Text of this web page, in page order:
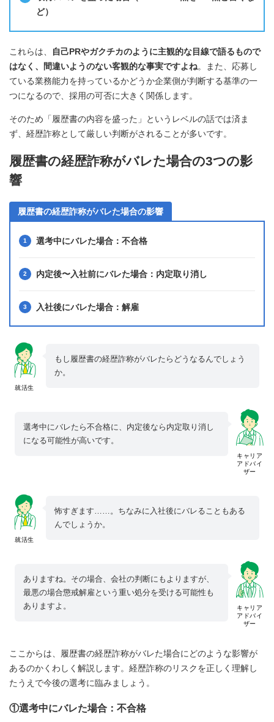
ど）
これらは、
自己PRやガクチカのように主観的な目線で語るもので
はなく、間違いようのない客観的な事実ですよね。また、応募し
ている業務能力を持っているかどうか企業側が判断する基準の一
つになるので、採用の可否に大きく関係します。
そのため「履歴書の内容を盛った」というレベルの話では済ま
ず、経歴詐称として厳しい判断がされることが多いです。
履歴書の経歴詐称がバレた場合の3つの影
響
履歴書の経歴詐称がバレた場合の影響
選考中にバレた場合：不合格
内定後〜入社前にバレた場合：内定取り消し
入社後にバレた場合：解雇
就活生
もし履歴書の経歴詐称がバレたらどうなるんでしょう
か。
キャリア
アドバイ
ザー
選考中にバレたら不合格に、内定後なら内定取り消し
になる可能性が高いです。
就活生
怖すぎます……。ちなみに入社後にバレることもある
んでしょうか。
キャリア
アドバイ
ザー
ありますね。その場合、会社の判断にもよりますが、
最悪の場合懲戒解雇という重い処分を受ける可能性も
ありますよ。
ここからは、履歴書の経歴詐称がバレた場合にどのような影響が
あるのかくわしく解説します。経歴詐称のリスクを正しく理解し
たうえで今後の選考に臨みましょう。
①選考中にバレた場合：不合格